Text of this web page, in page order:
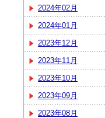
2024年02月
2024年01月
2023年12月
2023年11月
2023年10月
2023年09月
2023年08月